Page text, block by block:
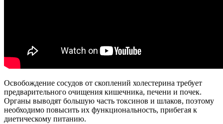
Освобождение сосудов от скоплений холестерина требует
предварительного очищения кишечника, печени и почек.
Органы выводят большую часть токсинов и шлаков, поэтому
необходимо повысить их функциональность, прибегая к
диетическому питанию.